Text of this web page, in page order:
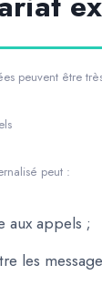
peuvent être
peut :
aux appels ;
les